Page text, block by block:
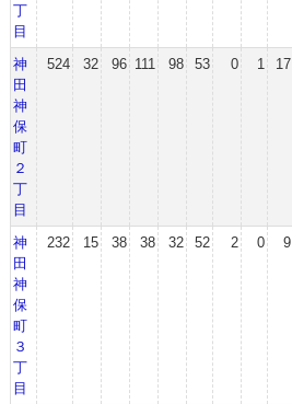
丁
目
神
田
神
保
町
２
丁
目
524 32 96 111 98 53 0 1 17
神
田
神
保
町
３
丁
目
232 15 38 38 32 52 2 0 9